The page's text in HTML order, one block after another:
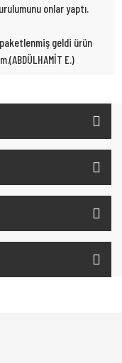
onlar yaptı.
geldi ürün
E.)